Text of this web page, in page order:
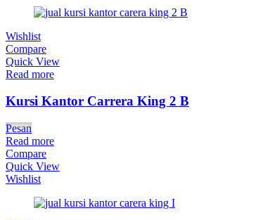
Wishlist
Compare
Quick View
Read more
Kursi Kantor Carrera King 2 B
Pesan
Read more
Compare
Quick View
Wishlist